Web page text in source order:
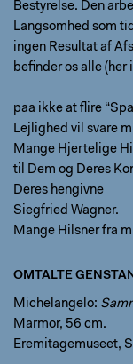
Bestyrelse. Den
Langsomhed som
ingen Resultat af
befinder os alle (her
paa ikke at flire
Lejlighed vil svare
Mange Hjertelige
til Dem og Deres
Deres hengivne
Siegfried Wagner.
Mange Hilsner fra
OMTALTE
Michelangelo:
Marmor, 56 cm.
Eremitagemuseet,